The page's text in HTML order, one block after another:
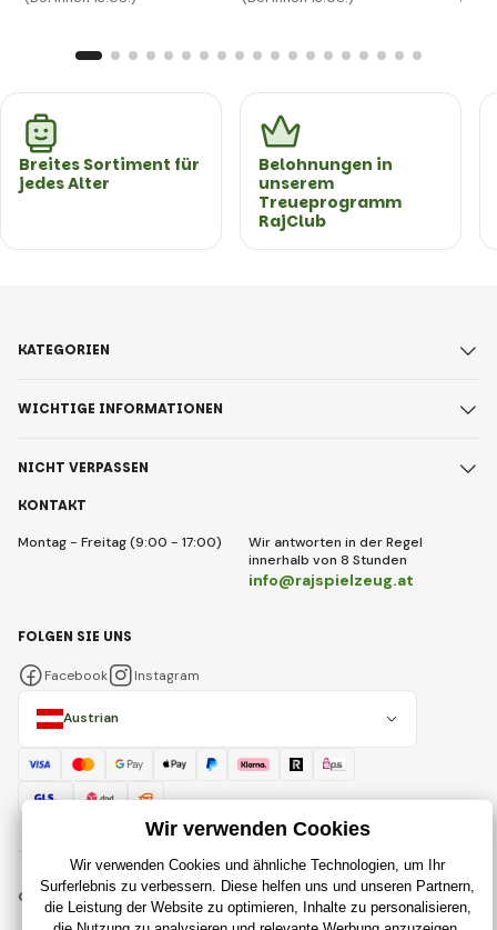
Breites Sortiment für
jedes Alter
Belohnungen in
unserem
Treueprogramm
RajClub
KONTAKT
Montag - Freitag (9:00 - 17:00)
Wir antworten in der Regel
innerhalb von 8 Stunden
info@rajspielzeug.at
KATEGORIEN
WICHTIGE INFORMATIONEN
NICHT VERPASSEN
Austrian
FOLGEN SIE UNS
Facebook Instagram
© 2018 - 2026 RajSpielzeug.at, Alle Rechte vorbehalten